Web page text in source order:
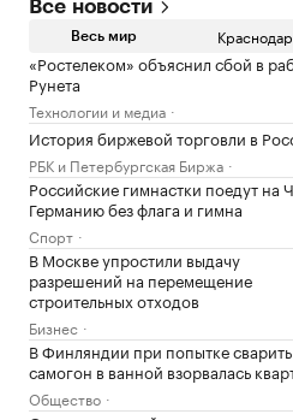
Все новости
Весь мир Краснодар
«Ростелеком» объяснил сбой в
Рунета
Технологии и медиа
История биржевой торговли в
РБК и Петербургская Биржа
Российские гимнастки поедут на
Германию без флага и гимна
Спорт
В Москве упростили выдачу
разрешений на перемещение
строительных отходов
Бизнес
В Финляндии при попытке сварить
самогон в ванной взорвалась
Общество